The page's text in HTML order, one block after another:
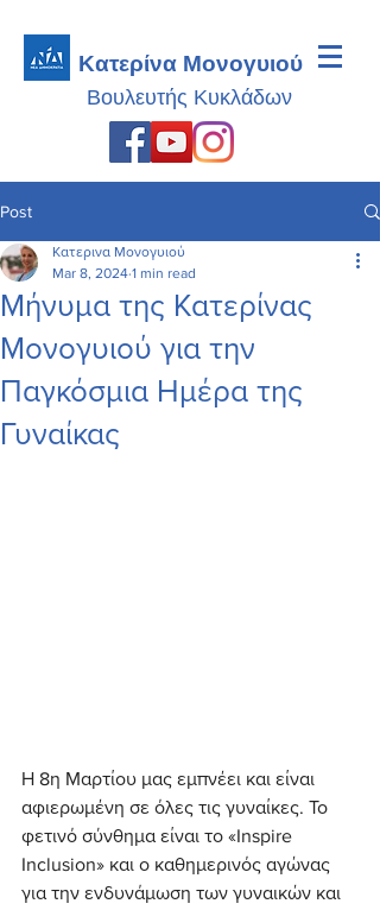
Κατερίνα Μονογυιού
Βουλευτής Κυκλάδων
Post
Μήνυμα της Κατερίνας
Μονογυιού για την
Παγκόσμια Ημέρα της
Γυναίκας
Κατερινα Μονογυιού
Mar 8, 2024 1 min read
Η 8η Μαρτίου μας εμπνέει και είναι
αφιερωμένη σε όλες τις γυναίκες. Το
φετινό σύνθημα είναι το «Inspire
Inclusion» και ο καθημερινός αγώνας
για την ενδυνάμωση των γυναικών και